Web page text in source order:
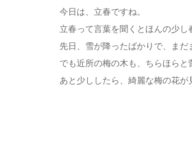
今日は、立春ですね。
立春って言葉を聞くとほんの少し
先日、雪が降ったばかりで、まだ
でも近所の梅の木も、ちらほらと
あと少ししたら、綺麗な梅の花が